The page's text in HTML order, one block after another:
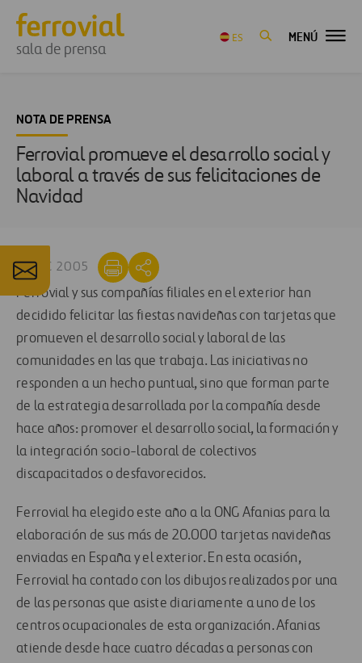
sala de prensa
ES MENÚ
NOTA DE PRENSA
Ferrovial promueve el desarrollo social y
laboral a través de sus felicitaciones de
Navidad
21 DIC 2005
Ferrovial y sus compañías filiales en el exterior han
decidido felicitar las fiestas navideñas con tarjetas que
promueven el desarrollo social y laboral de las
comunidades en las que trabaja. Las iniciativas no
responden a un hecho puntual, sino que forman parte
de la estrategia desarrollada por la compañía desde
hace años: promover el desarrollo social, la formación y
la integración socio-laboral de colectivos
discapacitados o desfavorecidos.
Ferrovial ha elegido este año a la ONG Afanias para la
elaboración de sus más de 20.000 tarjetas navideñas
enviadas en España y el exterior. En esta ocasión,
Ferrovial ha contado con los dibujos realizados por una
de las personas que asiste diariamente a uno de los
centros ocupacionales de esta organización. Afanias
atiende desde hace cuatro décadas a personas con